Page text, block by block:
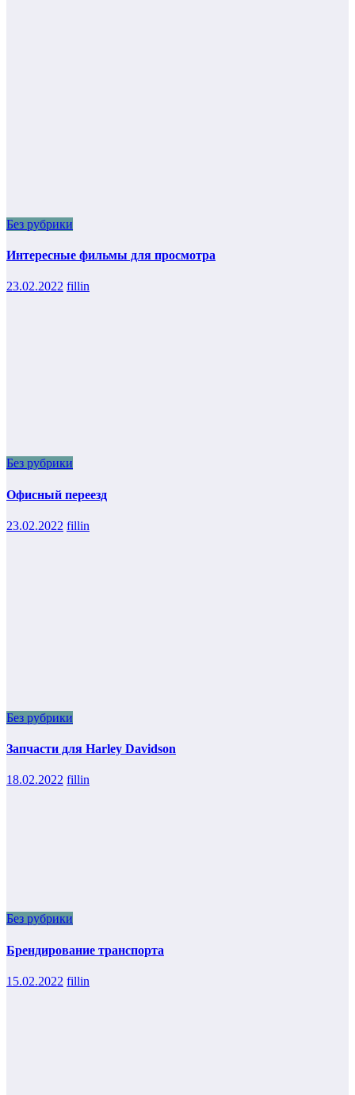
Без рубрики
Интересные фильмы для просмотра
23.02.2022 fillin
Без рубрики
Офисный переезд
23.02.2022 fillin
Без рубрики
Запчасти для Harley Davidson
18.02.2022 fillin
Без рубрики
Брендирование транспорта
15.02.2022 fillin